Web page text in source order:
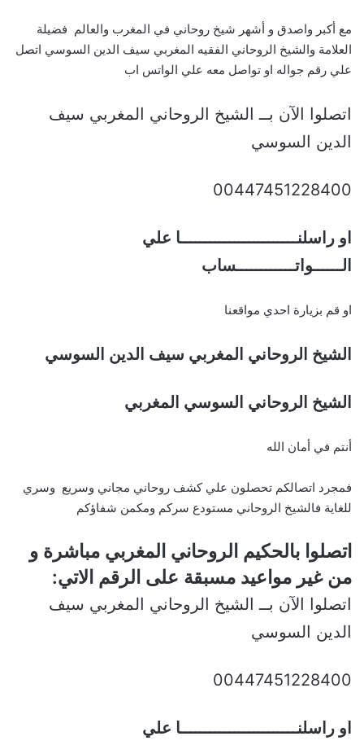
مع أكبر واصدق و أشهر شيخ روحاني في المغرب والعالم فضيلة
العلامة والشيخ الروحاني الفقيه المغربي سيف الدين السوسي اتصل
علي رقم جواله او تواصل معه علي الواتس اب
اتصلوا الآن بــ الشيخ الروحاني المغربي سيف
الدين السوسي
00447451228400
او راسلنــــــــــــــــــــــــا علي
الــــــواتــــــــــــساب
او قم بزيارة احدي مواقعنا
الشيخ الروحاني المغربي سيف الدين السوسي
الشيخ الروحاني السوسي المغربي
أنتم في أمان الله
فمجرد اتصالكم تحصلون علي كشف روحاني مجاني وسريع وسري
للغاية فالشيخ الروحاني مستودع سركم ومكمن شفاؤكم
اتصلوا بالحكيم الروحاني المغربي مباشرة و
من غير مواعيد مسبقة على الرقم الاتي:
اتصلوا الآن بــ الشيخ الروحاني المغربي سيف
الدين السوسي
00447451228400
او راسلنــــــــــــــــــــــــا علي